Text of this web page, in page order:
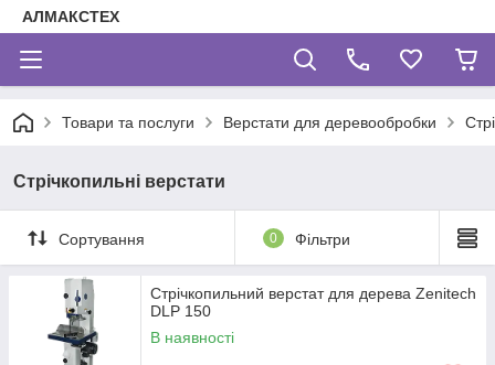
АЛМАКСТЕХ
Товари та послуги Верстати для деревообробки
Стрічкопильні верстати
Сортування 0 Фільтри
Стрічкопильний верстат для дерева Zenitech
DLP 150
В наявності